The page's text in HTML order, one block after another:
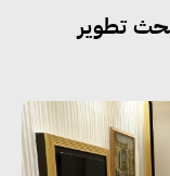
تطوير